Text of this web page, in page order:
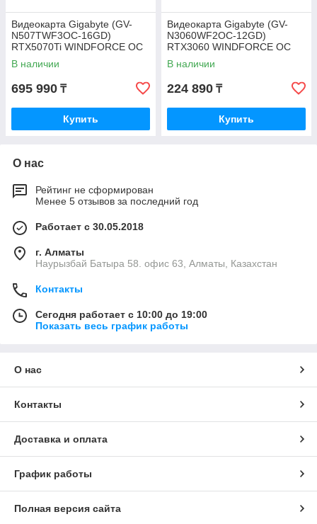
Видеокарта Gigabyte (GV-
N507TWF3OC-16GD)
RTX5070Ti WINDFORCE OC
16G
В наличии
695 990 ₸
Купить
Видеокарта Gigabyte (GV-
N3060WF2OC-12GD)
RTX3060 WINDFORCE OC
12G
В наличии
224 890 ₸
Купить
О нас
Рейтинг не сформирован
Менее 5 отзывов за последний год
Работает с 30.05.2018
г. Алматы
Наурызбай Батыра 58. офис 63, Алматы, Казахстан
Контакты
Сегодня работает с 10:00 до 19:00
Показать весь график работы
О нас
Контакты
Доставка и оплата
График работы
Полная версия сайта